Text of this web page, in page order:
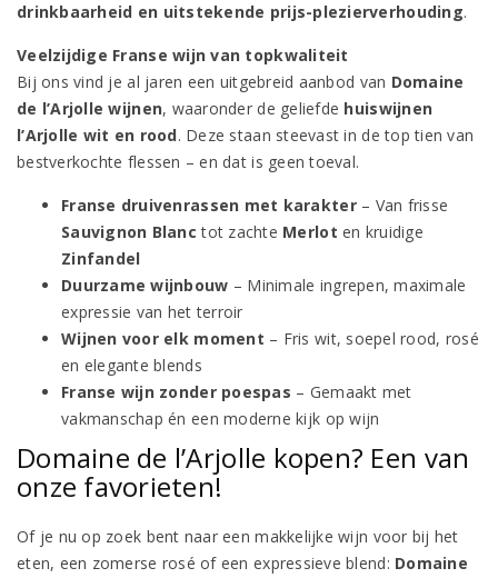
drinkbaarheid en uitstekende prijs-plezierverhouding.
Veelzijdige Franse wijn van topkwaliteit
Bij ons vind je al jaren een uitgebreid aanbod van Domaine
de l’Arjolle wijnen, waaronder de geliefde huiswijnen
l’Arjolle wit en rood. Deze staan steevast in de top tien van
bestverkochte flessen – en dat is geen toeval.
Franse druivenrassen met karakter– Van frisse
Sauvignon Blanc tot zachte Merlot en kruidige
Zinfandel
Duurzame wijnbouw – Minimale ingrepen, maximale
expressie van het terroir
Wijnen voor elk moment – Fris wit, soepel rood, rosé
en elegante blends
Franse wijn zonder poespas – Gemaakt met
vakmanschap én een moderne kijk op wijn
Domaine de l’Arjolle kopen? Een van
onze favorieten!
Of je nu op zoek bent naar een makkelijke wijn voor bij het
eten, een zomerse rosé of een expressieve blend: Domaine